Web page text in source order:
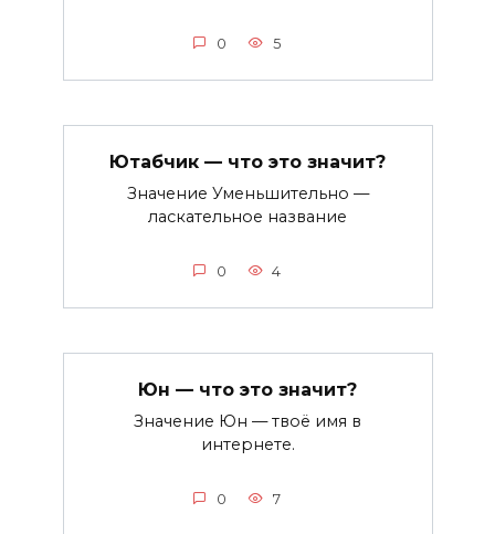
0 5
Ютабчик — что это значит?
Значение Уменьшительно —
ласкательное название
0 4
Юн — что это значит?
Значение Юн — твоё имя в
интернете.
0 7